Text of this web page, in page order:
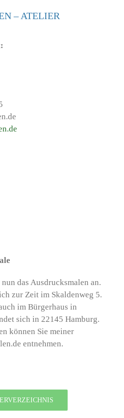
– ATELIER
das Ausdrucksmalen an.
zur Zeit im Skaldenweg 5.
im Bürgerhaus in
sich in 22145 Hamburg.
können Sie meiner
entnehmen.